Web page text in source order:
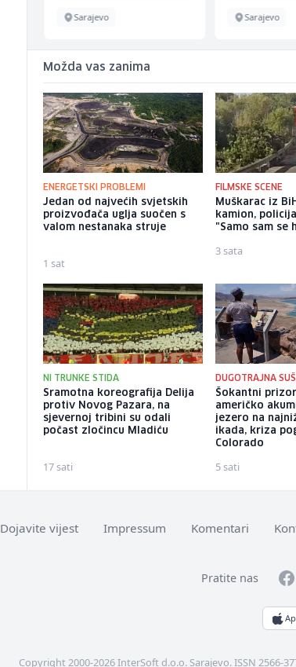
Sarajevo Sarajevo
Možda vas zanima
ENERGETSKI PROBLEMI
Jedan od najvećih svjetskih
proizvođača uglja suočen s
valom nestanaka struje
1 sat
FILMSKE SCENE
Muškarac iz
kamion,
"Samo sam
3 sata
NI TRUNKE STIDA
Sramotna koreografija Delija
protiv Novog Pazara, na
sjevernoj tribini su odali
počast zločincu Mladiću
17 sati
DUGOTRAJNA
Šokantni
američko
jezero na
ikada, kriza
Colorado
5 sati
Dojavite vijest Impressum Komentari
Pratite nas
Copyright 2000-2026 InterSoft d.o.o. Sarajevo. ISSN 2566-